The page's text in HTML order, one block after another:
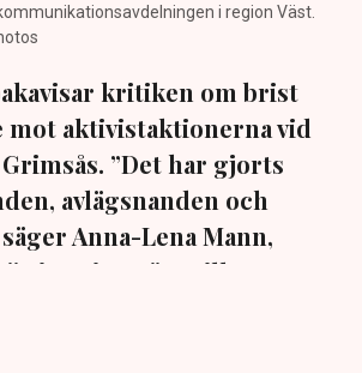
i region Väst.
kritiken om brist
mot aktivistaktionerna vid
”Det har gjorts
avlägsnanden och
Anna-Lena Mann,
i region Väst, till TN.